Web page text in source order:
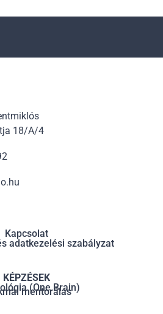
18/A/4
Kapcsolat
adatkezelési szabályzat
KÉPZÉSEK
(One Brain)
mentorálás